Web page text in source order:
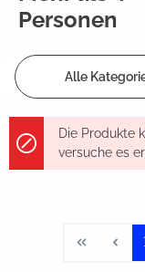
Personen
Alle
Die Produkte
versuche es